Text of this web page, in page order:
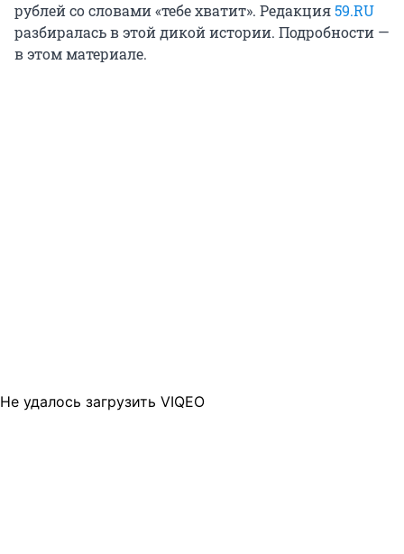
рублей со словами «тебе хватит». Редакция59.RU
разбиралась в этой дикой истории. Подробности —
в этом материале.
Не удалось загрузить VIQEO